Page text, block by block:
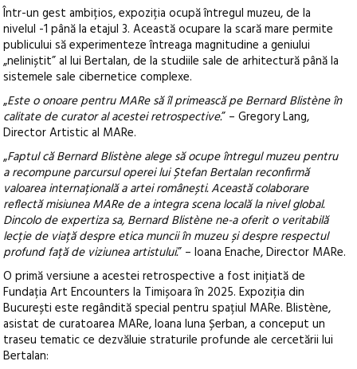
Într-un gest ambițios, expoziția ocupă întregul muzeu, de la
nivelul -1 până la etajul 3. Această ocupare la scară mare permite
publicului să experimenteze întreaga magnitudine a geniului
„neliniștit” al lui Bertalan, de la studiile sale de arhitectură până la
sistemele sale cibernetice complexe.
„Este o onoare pentru MARe să îl primească pe Bernard Blistène în
calitate de curator al acestei retrospective.” – Gregory Lang,
Director Artistic al MARe.
„Faptul că Bernard Blistène alege să ocupe întregul muzeu pentru
a recompune parcursul operei lui Ștefan Bertalan reconfirmă
valoarea internațională a artei românești. Această colaborare
reflectă misiunea MARe de a integra scena locală la nivel global.
Dincolo de expertiza sa, Bernard Blistène ne-a oferit o veritabilă
lecție de viață despre etica muncii în muzeu și despre respectul
profund față de viziunea artistului.” – Ioana Enache, Director MARe.
O primă versiune a acestei retrospective a fost inițiată de
Fundația Art Encounters la Timișoara în 2025. Expoziția din
București este regândită special pentru spațiul MARe. Blistène,
asistat de curatoarea MARe, Ioana Iuna Șerban, a conceput un
traseu tematic ce dezvăluie straturile profunde ale cercetării lui
Bertalan: